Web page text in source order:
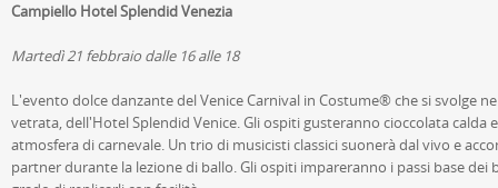
Campiello Hotel Splendid Venezia
Martedì 21 febbraio dalle 16 alle 18
L'evento dolce danzante del Venice Carnival in Costume® che si svolge
vetrata, dell'Hotel Splendid Venice. Gli ospiti gusteranno cioccolata calda
atmosfera di carnevale. Un trio di musicisti classici suonerà dal vivo e
partner durante la lezione di ballo. Gli ospiti impareranno i passi base dei